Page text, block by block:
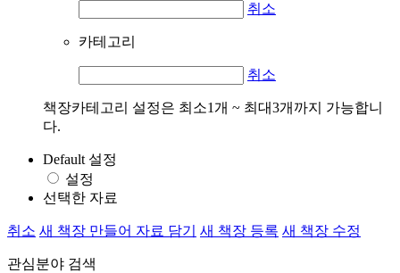
취소
카테고리
취소
책장카테고리 설정은 최소1개 ~ 최대3개까지 가능합니
다.
Default 설정
설정
선택한 자료
취소 새 책장 만들어 자료 담기 새 책장 등록 새 책장 수정
관심분야 검색